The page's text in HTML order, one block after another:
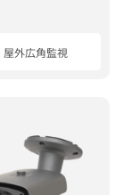
屋外広角監視